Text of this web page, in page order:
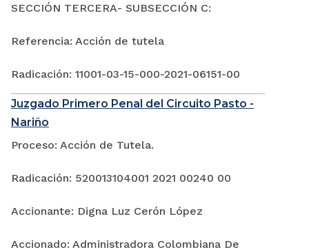
SECCIÓN TERCERA- SUBSECCIÓN C:
Referencia: Acción de tutela
Radicación: 11001-03-15-000-2021-06151-00
Juzgado Primero Penal del Circuito Pasto -
Nariño
Proceso: Acción de Tutela.
Radicación: 520013104001 2021 00240 00
Accionante: Digna Luz Cerón López
Accionado: Administradora Colombiana De